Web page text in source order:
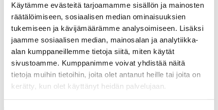
Käytämme evästeitä tarjoamamme sisällön ja mainosten
räätälöimiseen, sosiaalisen median ominaisuuksien
tukemiseen ja kävijämäärämme analysoimiseen. Lisäksi
jaamme sosiaalisen median, mainosalan ja analytiikka-
alan kumppaneillemme tietoja siitä, miten käytät
sivustoamme. Kumppanimme voivat yhdistää näitä
tietoja muihin tietoihin, joita olet antanut heille tai joita on
kerätty, kun olet käyttänyt heidän palvelujaan.
2020
2019
2018
2017